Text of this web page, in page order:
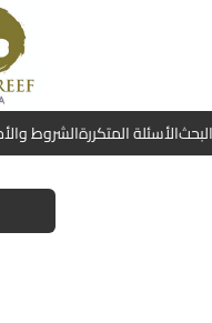
الأسئلة المتكررةالشروط